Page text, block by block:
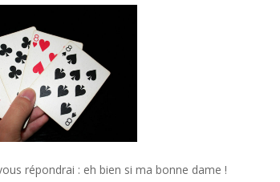
répondrai : eh bien si ma bonne dame !